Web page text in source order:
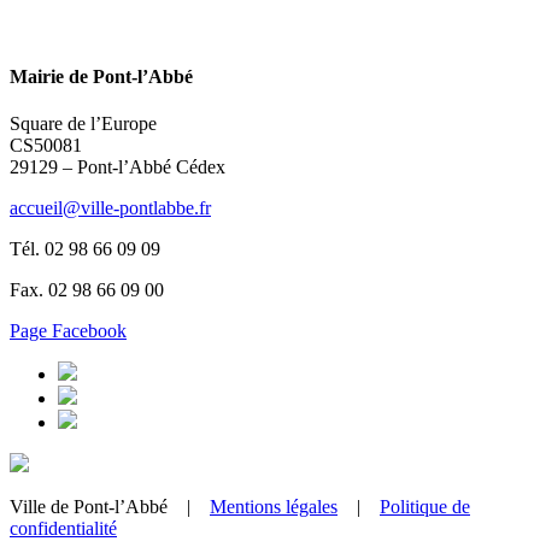
Mairie de Pont-l’Abbé
Square de l’Europe
CS50081
29129 – Pont-l’Abbé Cédex
accueil@ville-pontlabbe.fr
Tél. 02 98 66 09 09
Fax. 02 98 66 09 00
Page Facebook
Ville de Pont-l’Abbé | Mentions légales | Politique de
confidentialité